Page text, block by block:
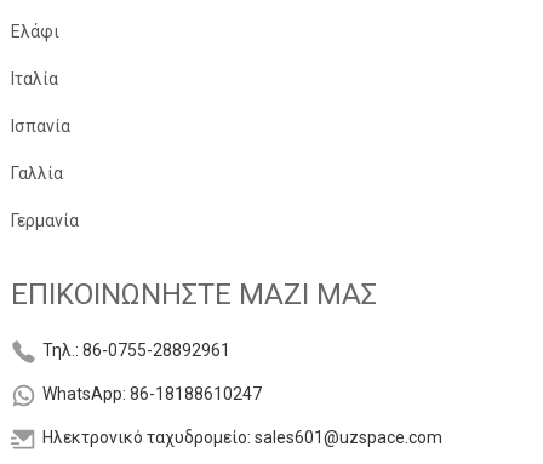
Ελάφι
Ιταλία
Ισπανία
Γαλλία
Γερμανία
ΕΠΙΚΟΙΝΩΝΉΣΤΕ ΜΑΖΊ ΜΑΣ
Τηλ.: 86-0755-28892961
WhatsApp: 86-18188610247
Ηλεκτρονικό ταχυδρομείο: sales601@uzspace.com